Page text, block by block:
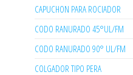
CAPUCHON PARA ROCIADOR
CODO RANURADO 45°UL/FM
CODO RANURADO 90° UL/FM
COLGADOR TIPO PERA